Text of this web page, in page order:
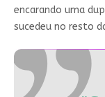
encarando uma
sucedeu no resto